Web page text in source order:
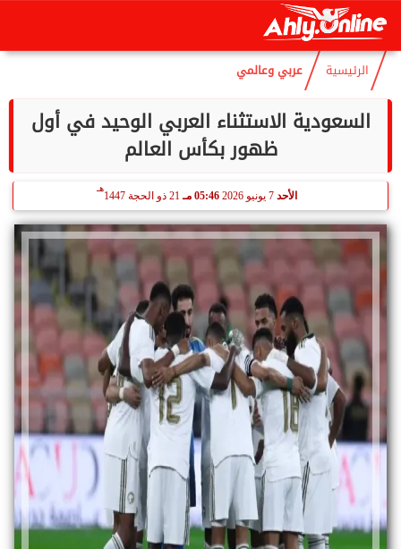
الخميس
الرئيسية عربي وعالمي
السعودية الاستثناء العربي الوحيد في أول
ظهور بكأس العالم
الأحد 05:46 مـ 21 ذو الحجة 1447
هـ